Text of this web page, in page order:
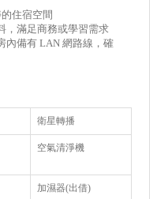
住宿空間
，滿足商務或學習需求
內備有 LAN 網路線，確
衛星轉播
空氣清淨機
加濕器(出借)